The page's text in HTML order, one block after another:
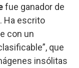
fue ganador de
Ha escrito
con un
que
insólitas